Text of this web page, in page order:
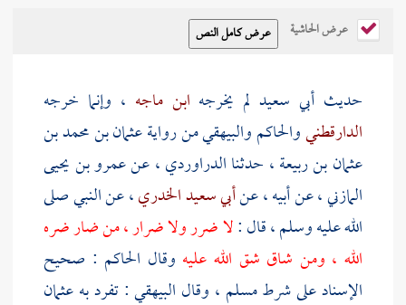
عرض الحاشية
حديثأبي سعيد لم يخرجه ابن ماجه ، وإنما خرجه
الدارقطنيوالحاكموالبيهقيمن روايةعثمان بن محمد بن
عثمان بن ربيعة، حدثناالدراوردي، عنعمرو بن يحيى
المازني، عن أبيه ، عنأبي سعيد الخدري، عن النبي صلى
الله عليه وسلم ، قال :لا ضرر ولا ضرار ، من ضار ضره
الله ، ومن شاق شق الله عليه وقال الحاكم : صحيح
الإسناد على شرطمسلم ، وقال البيهقي: تفرد بهعثمان